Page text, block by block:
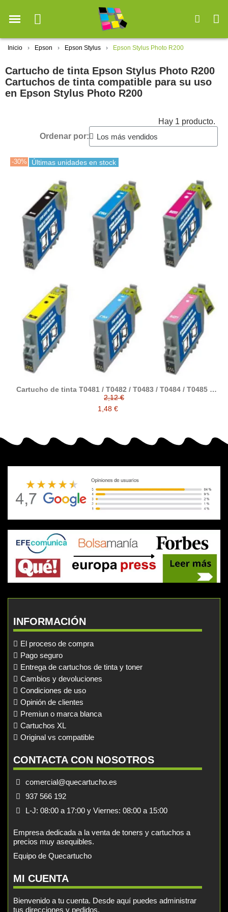
Inicio Epson Epson Stylus Epson Stylus Photo R200
Cartucho de tinta Epson Stylus Photo R200
Cartuchos de tinta compatible para su uso
en Epson Stylus Photo R200
Hay 1 producto.
Ordenar por:
-30% Últimas unidades en stock
Cartucho de tinta T0481 / T0482 / T0483 / T0484 / T0485 /
T0486 compatible con epson
2,12 €
1,48 €
INFORMACIÓN
El proceso de compra
Pago seguro
Entrega de cartuchos de tinta y toner
Cambios y devoluciones
Condiciones de uso
Opinión de clientes
Premiun o marca blanca
Cartuchos XL
Original vs compatible
CONTACTA CON NOSOTROS
comercial@quecartucho.es
937 566 192
L-J: 08:00 a 17:00 y Viernes: 08:00 a 15:00
Empresa dedicada a la venta de toners y cartuchos a
precios muy asequibles.
Equipo de Quecartucho
MI CUENTA
Bienvenido a tu cuenta. Desde aquí puedes administrar
tus direcciones y pedidos.